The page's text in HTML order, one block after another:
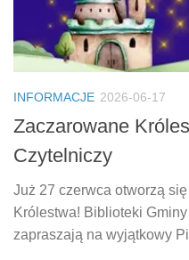
INFORMACJE 2026-06-17
Zaczarowane
Czytelniczy
Już 27 czerwca otworzą
Królestwa! Biblioteki
zapraszają na wyjątkowy